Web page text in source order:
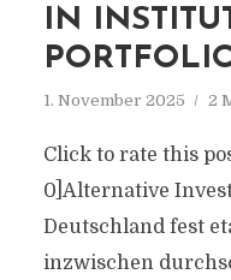
IN
1. November 2025 2
Click to rate this
0]Alternative
Deutschland fest
inzwischen